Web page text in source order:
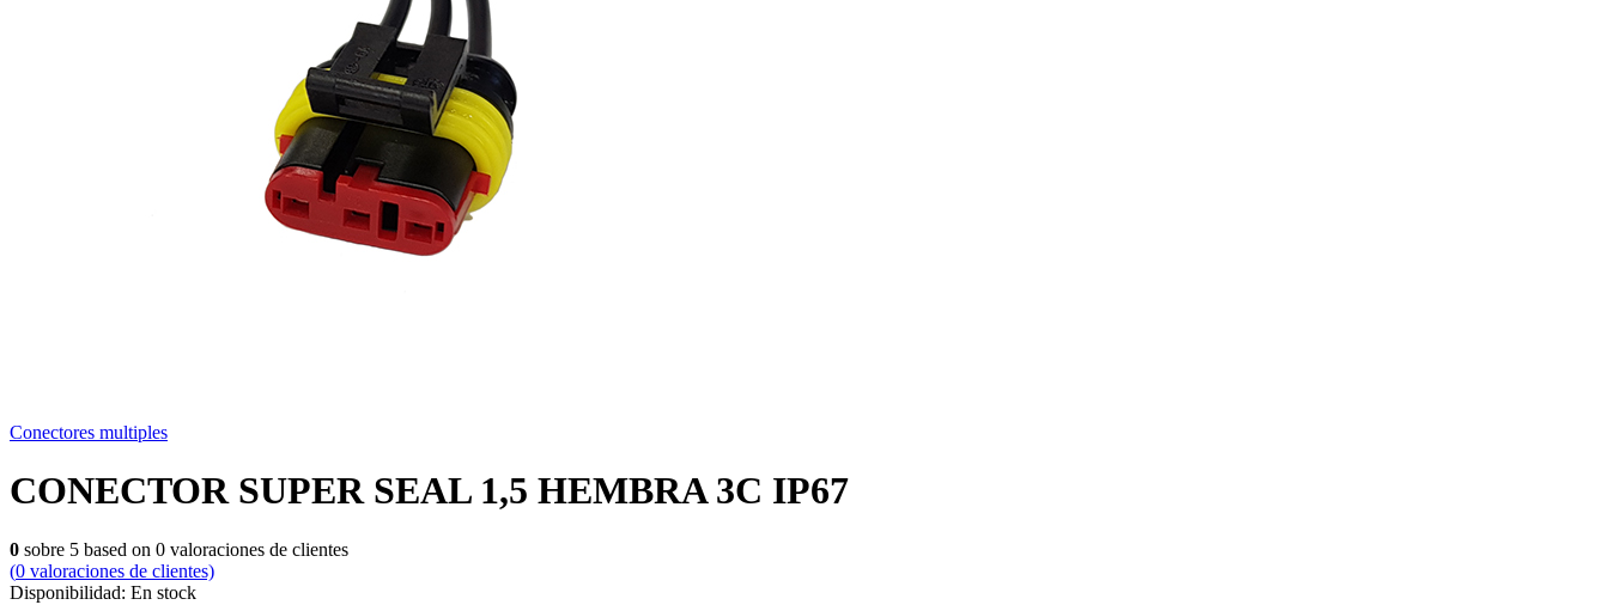
Conectores multiples
CONECTOR SUPER SEAL 1,5 HEMBRA 3C IP67
0 sobre 5 based on 0 valoraciones de clientes
(0 valoraciones de clientes)
Disponibilidad: En stock